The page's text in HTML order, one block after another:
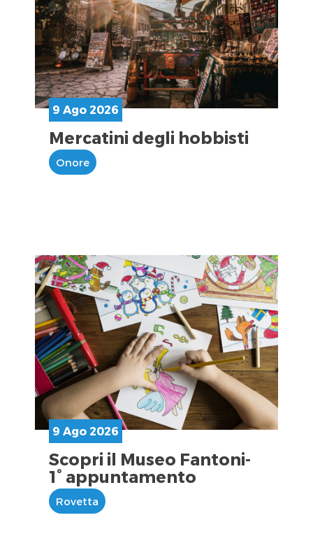
9 Ago 2026
Mercatini degli hobbisti
Onore
9 Ago 2026
Scopri il Museo Fantoni-
1° appuntamento
Rovetta